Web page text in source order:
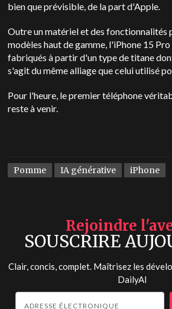
bien que prévisible, de la part d'Apple.
Outre un matériel et des fonctionnalités
modèles haut de gamme, l'iPhone 15
fabriqués à partir d'un type de titane
s'agit du même alliage que celui utilisé
Pour l'heure, le premier téléphone
reste à venir.
Pomme IA générative iPhone
Rejoindre
SOUSCRIRE
Clair, concis, complet. Maîtrisez les
DailyAI